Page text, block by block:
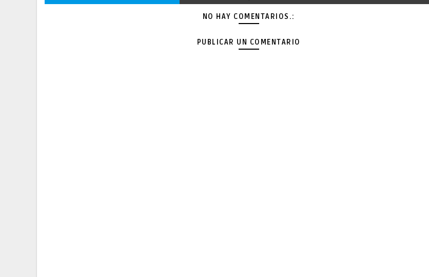
NO HAY COMENTARIOS.:
PUBLICAR UN COMENTARIO